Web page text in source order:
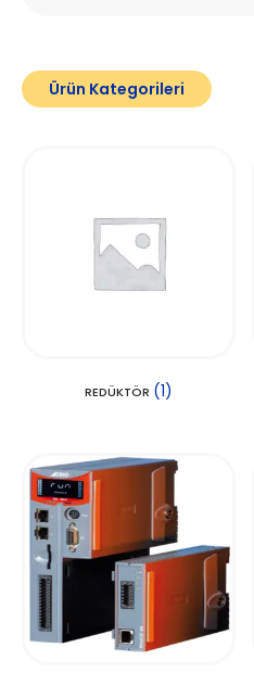
Ürün Kategorileri
REDÜKTÖR (1)